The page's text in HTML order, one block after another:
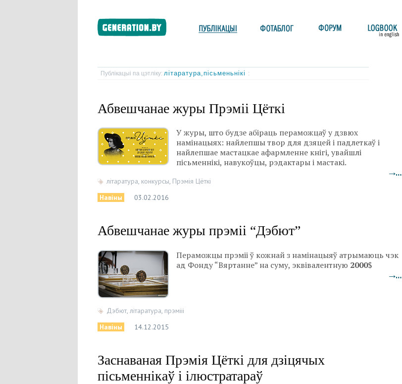
Публікацыі па цэтліку: літаратура,пісьменьнікі :
Абвешчанае журы Прэміі Цёткі
У журы, што будзе абіраць пераможцаў у дзвюх
намінацыях: найлепшы твор для дзяцей і падлеткаў і
найлепшае мастацкае афармленне кнігі, увайшлі
пісьменнікі, навукоўцы, рэдактары і мастакі.
→…
літаратура, конкурсы, Прэмія Цёткі
Навіны
03.02.2016
Абвешчанае журы прэміі “Дэбют”
Пераможцы прэміі ў кожнай з намінацыяў атрымаюць чэк
ад Фонду “Вяртанне” на суму, эквівалентную 2000$
→…
Дэбют, літаратура, прэмііі
Навіны
14.12.2015
Заснаваная Прэмія Цёткі для дзіцячых
пісьменнікаў і ілюстратараў